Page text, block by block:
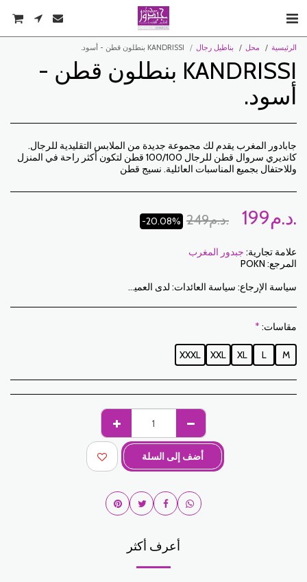
الرئيسية محل بناطيل رجال KANDRISSI بنطلون قطن - أسود.
KANDRISSI بنطلون قطن -
أسود.
جابادور المغرب يقدم لك مجموعة جديدة من الملابس التقليدية للرجال.
كانديري سروال قطن للرجال 100/100 قطن لتكون أكثر راحة في المنزل
وللاحتفال بجميع المناسبات العائلية. نسيج قطن
199 د.م. 249 د.م. -20.08%
علامة تجارية: جبدور المغرب
المرجع: POKN
سياسة الإرجاع: سياسة العائدات: لدى العميل فترة 7 أيام عمل من تاريخ الاستلام لإرجاع العناصر المطلوبة إما لاسترداد الأموال أو للاستبدال. فقط العناصر التي تم إرجاعها في الوقت المحدد ، في عبواتها الأصلية ، يمكن استبدالها غير المغسولة وغير الملبوسة. للإرجاع ، يرجى إخطارنا على العناوين التالية: jabadormaroc17@gmail.com/ jabador.maroc@gmail.com يجب أن يكون كل تبديل أو إرجاع مصحوبًا برقم هاتفك ورغبتك في التبادل. تكاليف الإرجاع هي مسؤولية العميل. سيتعين على العميل تنظيم النقل بوسائله الخاصة. في حالة الإرجاع ، وبعد استلام البضائع من قبل جبدور المغرب ، سيتم تعويض العميل في غضون 10 أيام. الحالات التي يمكن فيها تبادل المنتجات: - خطأ في الحجم المطلوب (حجم التسليم يختلف عن الحجم المطلوب) - خطأ في اللون المطلوب (تم تسليم لون مختلف عن الحجم المطلوب) الحالات التي يمكن فيها تعويض المنتجات: - خطأ في الحجم أو اللون المطلوب متبوعًا بنفاد المخزون - في الحالات المذكورة أعلاه يجب إعادة المنتجات إلينا في الحالة التي استلمتها بها مع جميع العناصر (الملحقات والتعبئة والتعليمات وما إلى ذلك). سيتم السداد عن طريق الدفع أو التحويل المصرفي. لا يمكن إرجاع أو استبدال المنتجات المعروضة للبيع أو الترويج.
مقاسات: *
M
L
XL
XXL
XXXL
أضف إلى السلة
أعرف أكثر